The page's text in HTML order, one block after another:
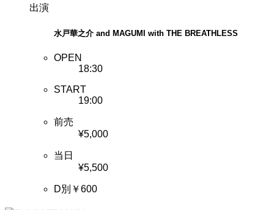
出演
水戸華之介 and MAGUMI with THE BREATHLESS
OPEN
18:30
START
19:00
前売
¥5,000
当日
¥5,500
D別￥600